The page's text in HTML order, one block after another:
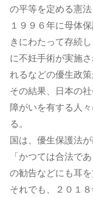
の平等を定める憲
１９９６年に母体
きにわたって存続
に不妊手術が実施
れるなどの優生政
その結果、日本の
障がいを有する人
る。
国は、優生保護法
「かつては合法で
の勧告などにも耳を
それでも、２０１